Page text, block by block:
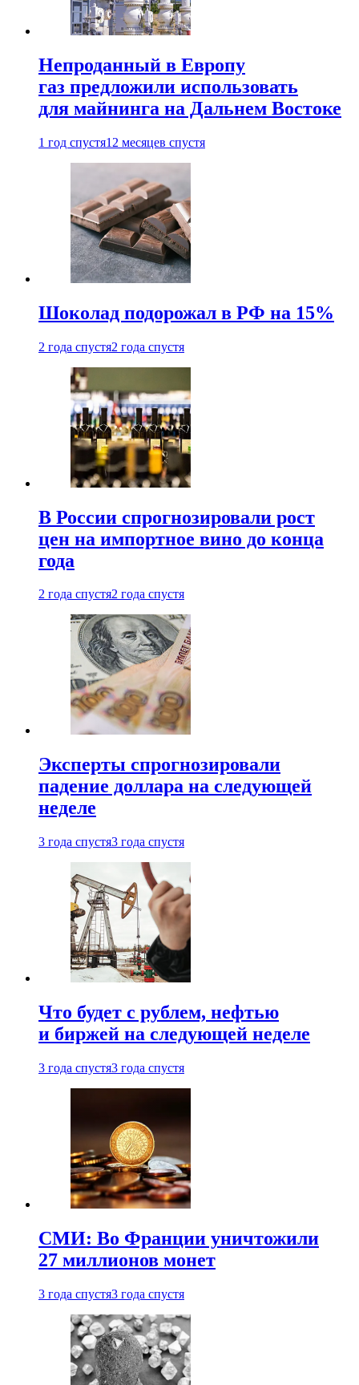
Непроданный в Европу
газ предложили использовать
для майнинга на Дальнем Востоке
1 год спустя12 месяцев спустя
Шоколад подорожал в РФ на 15%
2 года спустя2 года спустя
В России спрогнозировали рост
цен на импортное вино до конца
года
2 года спустя2 года спустя
Эксперты спрогнозировали
падение доллара на следующей
неделе
3 года спустя3 года спустя
Что будет с рублем, нефтью
и биржей на следующей неделе
3 года спустя3 года спустя
СМИ: Во Франции уничтожили
27 миллионов монет
3 года спустя3 года спустя